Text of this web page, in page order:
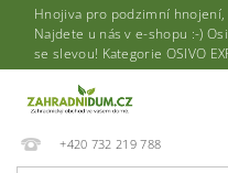
Hnojiva pro podzimní
Najdete u nás v e-shopu :-)
se slevou! Kategorie OSIVO
+420 732 219 788